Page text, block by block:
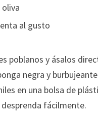
al gusto
poblanos y ásalos
negra y
en una bolsa de
desprenda fácilmente.